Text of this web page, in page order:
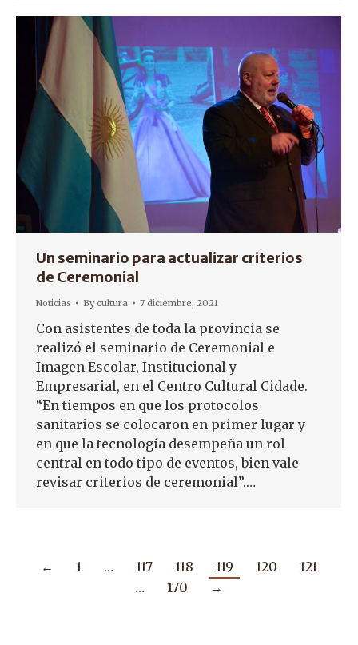
Un seminario para actualizar criterios
de Ceremonial
Noticias Bycultura 7 diciembre, 2021
Con asistentes de toda la provincia se
realizó el seminario de Ceremonial e
Imagen Escolar, Institucional y
Empresarial, en el Centro Cultural Cidade.
“En tiempos en que los protocolos
sanitarios se colocaron en primer lugar y
en que la tecnología desempeña un rol
central en todo tipo de eventos, bien vale
revisar criterios de ceremonial”.…
← 1 … 117 118 119 120
121
…
170 →